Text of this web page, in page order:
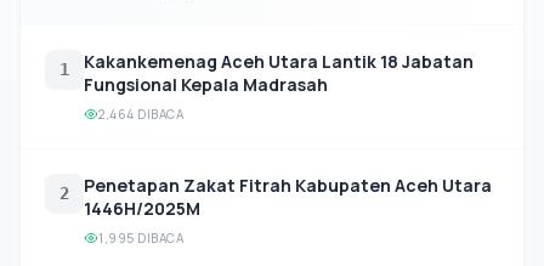
1
Kakankemenag Aceh Utara Lantik 18 Jabatan
Fungsional Kepala Madrasah
2,464 DIBACA
2
Penetapan Zakat Fitrah Kabupaten Aceh Utara
1446H/2025M
1,995 DIBACA